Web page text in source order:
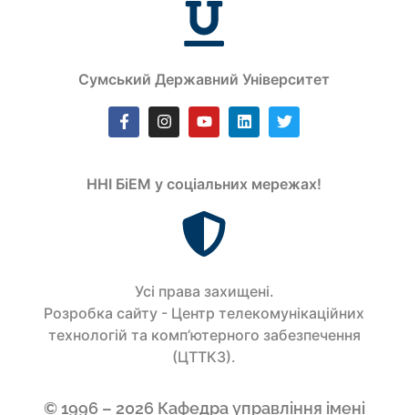
Сумський Державний Університет
ННІ БіЕМ у соціальних мережах!
Усi права захищенi.
Розробка сайту - Центр телекомунікаційних
технологій та комп’ютерного забезпечення
(ЦТТКЗ).
© 1996 – 2026 Кафедра управління імені